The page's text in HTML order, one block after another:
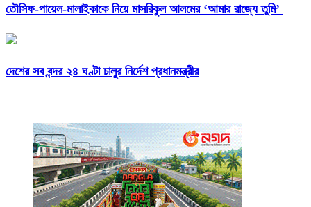
তৌসিফ-পায়েল-মালাইকাকে নিয়ে মাসরিকুল আলমের ‘আমার রাজ্যে তুমি’
দেশের সব বন্দর ২৪ ঘণ্টা চালুর নির্দেশ প্রধানমন্ত্রীর